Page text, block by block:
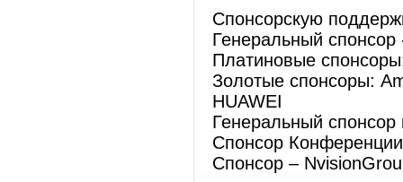
Спонсорскую
Генеральный спонсор
Платиновые
Золотые спонсоры:
HUAWEI
Генеральный
Спонсор
Спонсор –